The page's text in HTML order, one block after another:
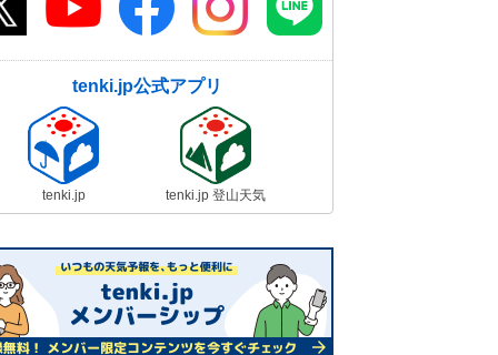
tenki.jp公式アプリ
tenki.jp tenki.jp 登山天気